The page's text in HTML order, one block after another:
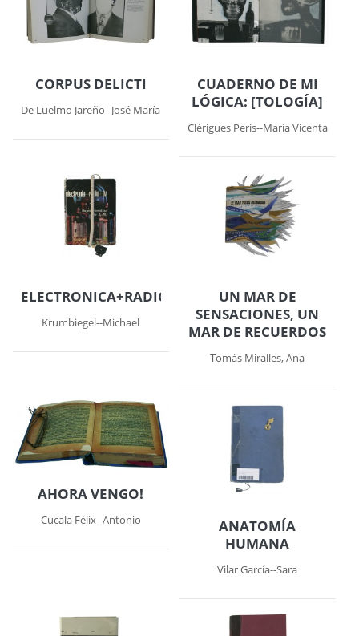
CORPUS DELICTI
De Luelmo Jareño--José María
CUADERNO DE MI
LÓGICA: [TOLOGÍA]
Clérigues Peris--María Vicenta
ELECTRONICA+RADIO+TV
Krumbiegel--Michael
UN MAR DE
SENSACIONES, UN
MAR DE RECUERDOS
Tomás Miralles, Ana
AHORA VENGO!
Cucala Félix--Antonio
ANATOMÍA
HUMANA
Vilar García--Sara